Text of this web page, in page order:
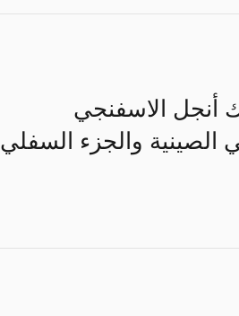
أنجل الاسفنجي
الصينية والجزء السفلي